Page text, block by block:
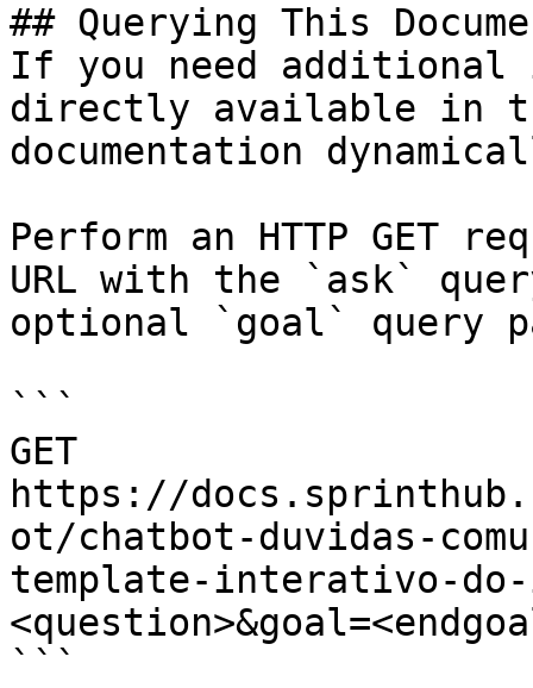
## Querying This
If you need
directly available in
documentation
Perform an HTTP GET
URL with the `ask`
optional `goal` query
```
GET
https://
ot/chatbot-duvidas-
template-interativo-do-
```